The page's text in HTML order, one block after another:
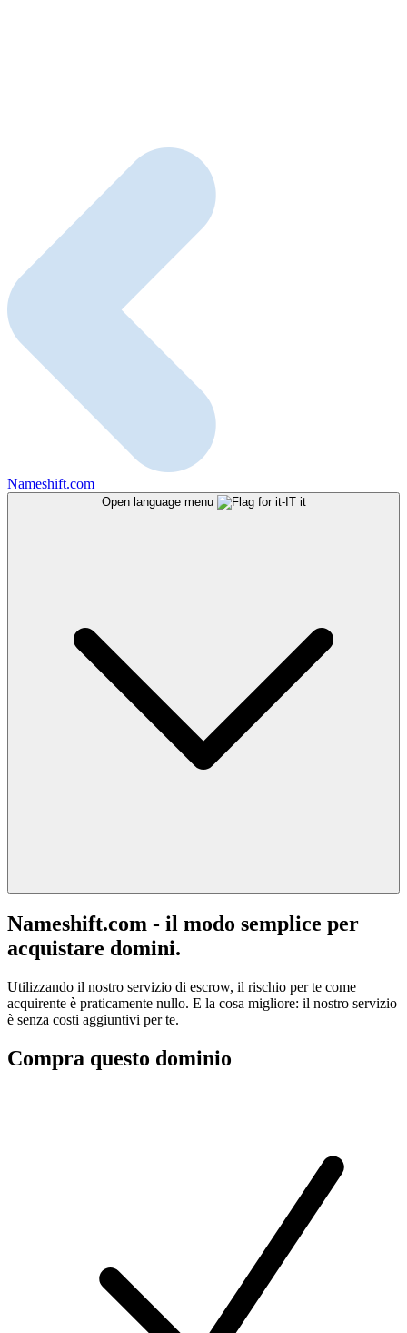
Nameshift.com
Open language menu it
Nameshift.com - il modo semplice per
acquistare domini.
Utilizzando il nostro servizio di escrow, il rischio per te come
acquirente è praticamente nullo. E la cosa migliore: il nostro servizio
è senza costi aggiuntivi per te.
Compra questo dominio